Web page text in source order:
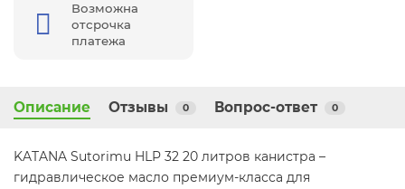
Возможна
отсрочка
платежа
Описание Отзывы 0 Вопрос-ответ 0
KATANA Sutorimu HLP 32 20 литров канистра –
гидравлическое масло премиум-класса для